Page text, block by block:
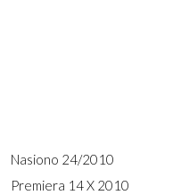
Nasiono 24/2010
Premiera 14 X 2010